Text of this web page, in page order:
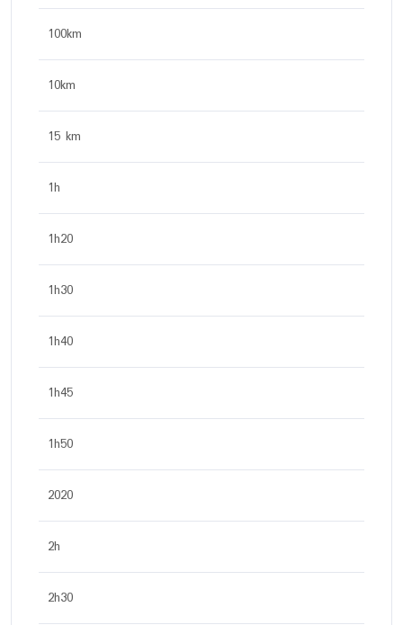
100km
10km
15 km
1h
1h20
1h30
1h40
1h45
1h50
2020
2h
2h30